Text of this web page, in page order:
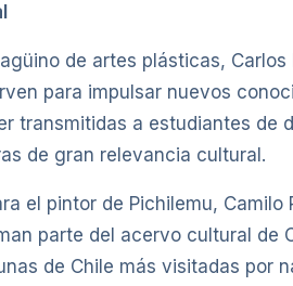
de artes plásticas,
para impulsar nuevos
transmitidas a estudiantes de
de gran relevancia cultural.
el pintor de Pichilemu,
parte del acervo cultural de
de Chile más visitadas por